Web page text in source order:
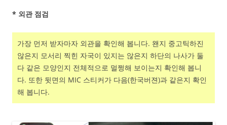
* 외관 점검
가장 먼저 받자마자 외관을 확인해 봅니다. 왠지 중고틱하진
않은지 모서리 찍힌 자국이 있지는 않은지 하단의 나사가 둘
다 같은 모양인지 전체적으로 멀쩡해 보이는지 확인해 봅니
다. 또한 뒷면의 MIC 스티커가 다음(한국버젼)과 같은지 확인
해 봅니다.